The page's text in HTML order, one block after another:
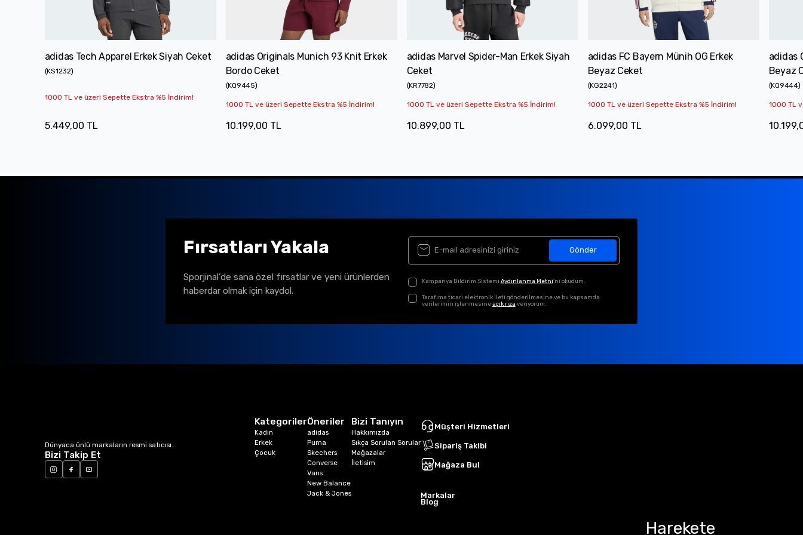
adidas Tech Apparel Erkek Siyah Ceket
(KS1232)
1000 TL ve üzeri Sepette Ekstra %5 İndirim!
5.449,00 TL
adidas Originals Munich 93 Knit Erkek
Bordo Ceket
(KQ9445)
1000 TL ve üzeri Sepette Ekstra %5 İndirim!
10.199,00 TL
adidas Marvel Spider-Man Erkek Siyah
Ceket
(KR7782)
1000 TL ve üzeri Sepette Ekstra %5 İndirim!
10.899,00 TL
adidas FC Bayern Münih OG Erkek
Beyaz Ceket
(KG2241)
1000 TL ve üzeri Sepette Ekstra %5 İndirim!
6.099,00 TL
adidas
Beyaz
(KQ9444)
1000 TL
Fırsatları Yakala
Sporjinal’de sana özel fırsatlar ve yeni ürünlerden
haberdar olmak için kaydol.
Gönder
Kampanya Bildirim Sistemi Aydınlanma Metni'ni okudum.
Tarafıma ticari elektronik ileti gönderilmesine ve bu kapsamda
verilerimin işlenmesineaçık rıza veriyorum.
Dünyaca ünlü markaların resmi satıcısı.
Bizi Takip Et
Kategoriler
Kadın
Erkek
Çocuk
Öneriler
adidas
Puma
Skechers
Converse
Vans
New Balance
Jack & Jones
Bizi Tanıyın
Hakkımızda
Sıkça Sorulan Sorular
Mağazalar
İletisim
Müşteri Hizmetleri
Sipariş Takibi
Mağaza Bul
Markalar
Blog
Harekete